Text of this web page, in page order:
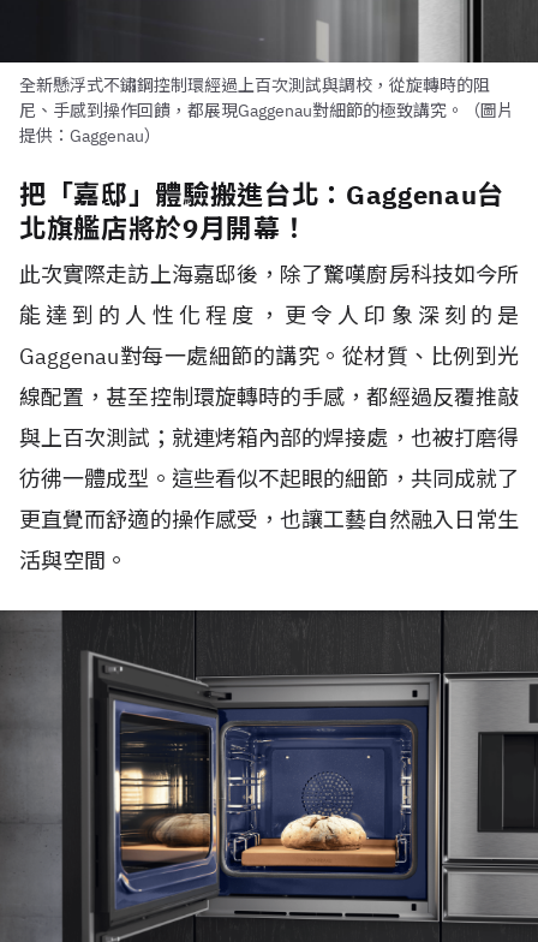
全新懸浮式不鏽鋼控制環經過上百次測試與調校，從旋轉時的阻
尼、手感到操作回饋，都展現Gaggenau對細節的極致講究。（圖片
提供：Gaggenau）
把「嘉邸」體驗搬進台北：Gaggenau台
北旗艦店將於9月開幕！
此次實際走訪上海嘉邸後，除了驚嘆廚房科技如今所
能達到的人性化程度，更令人印象深刻的是
Gaggenau對每一處細節的講究。從材質、比例到光
線配置，甚至控制環旋轉時的手感，都經過反覆推敲
與上百次測試；就連烤箱內部的焊接處，也被打磨得
彷彿一體成型。這些看似不起眼的細節，共同成就了
更直覺而舒適的操作感受，也讓工藝自然融入日常生
活與空間。